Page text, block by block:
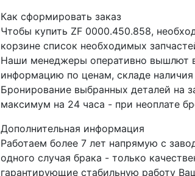
Как сформировать заказ
Чтобы купить ZF 0000.450.858,
корзине список необходимых
Наши менеджеры оперативно вышлют
информацию по ценам, складе
Бронирование выбранных деталей на
максимум на 24 часа - при неоплате
Дополнительная информация
Работаем более 7 лет напрямую с
одного случая брака - только
гарантирующие стабильную работу